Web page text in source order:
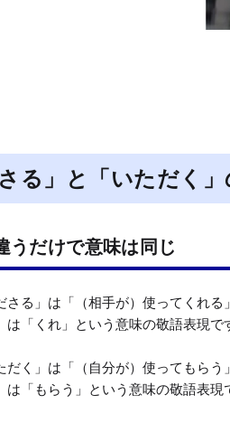
さる」と「いただく
うだけで意味は同じ
さる」は「（相手が）使ってくれる
は「くれ」という意味の敬語表現で
だく」は「（自分が）使ってもらう
は「もらう」という意味の敬語表現